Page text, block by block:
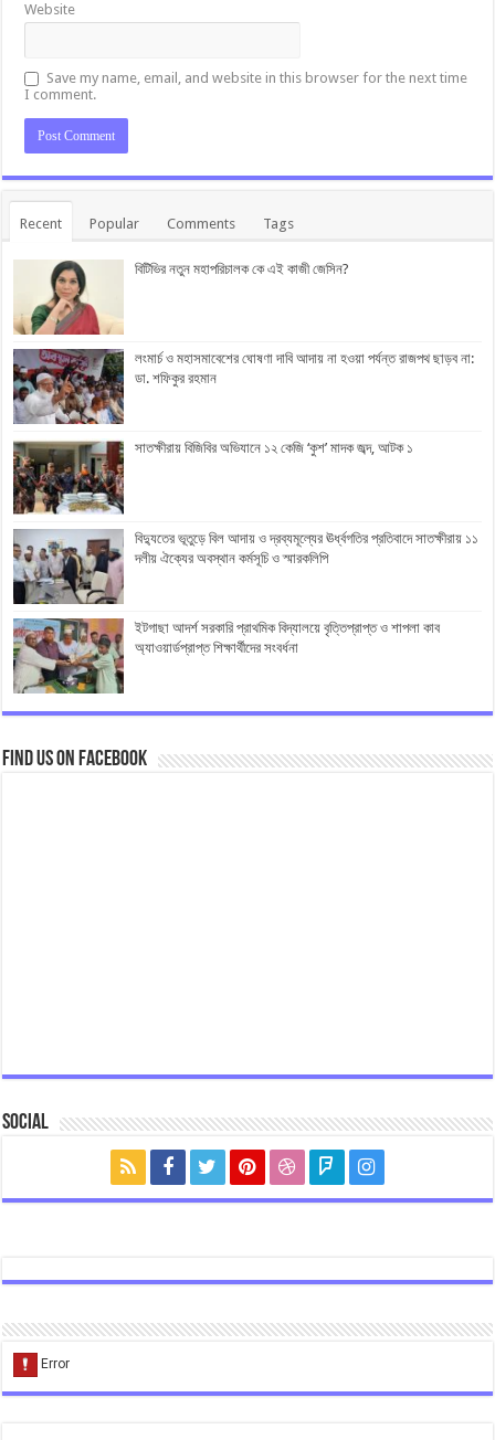
Website
Save my name, email, and website in this browser for the next time
I comment.
Recent Popular Comments Tags
বিটিভির নতুন মহাপরিচালক কে এই কাজী জেসিন?
লংমার্চ ও মহাসমাবেশের ঘোষণা দাবি আদায় না হওয়া পর্যন্ত রাজপথ ছাড়ব না:
ডা. শফিকুর রহমান
সাতক্ষীরায় বিজিবির অভিযানে ১২ কেজি ‘কুশ’ মাদক জব্দ, আটক ১
বিদ্যুতের ভূতুড়ে বিল আদায় ও দ্রব্যমূল্যের ঊর্ধ্বগতির প্রতিবাদে সাতক্ষীরায় ১১
দলীয় ঐক্যের অবস্থান কর্মসূচি ও স্মারকলিপি
ইটগাছা আদর্শ সরকারি প্রাথমিক বিদ্যালয়ে বৃত্তিপ্রাপ্ত ও শাপলা কাব
অ্যাওয়ার্ডপ্রাপ্ত শিক্ষার্থীদের সংবর্ধনা
Find us on Facebook
Social